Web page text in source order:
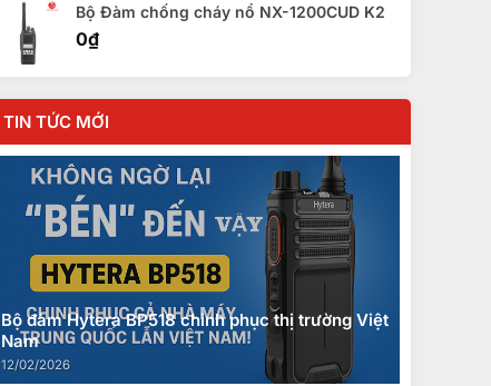
Bộ Đàm chống cháy nổ NX-1200CUD K2
0₫
TIN TỨC MỚI
Bộ đàm Hytera BP518 chinh phục thị trường Việt
Nam
12/02/2026